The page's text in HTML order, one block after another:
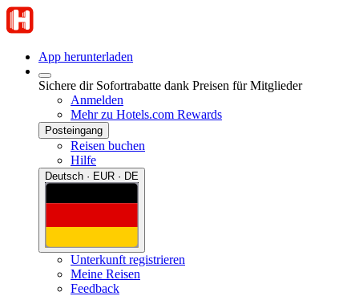
App herunterladen
Sichere dir Sofortrabatte dank Preisen für Mitglieder
Anmelden
Mehr zu Hotels.com Rewards
Posteingang
Reisen buchen
Hilfe
Deutsch · EUR · DE
Unterkunft registrieren
Meine Reisen
Feedback